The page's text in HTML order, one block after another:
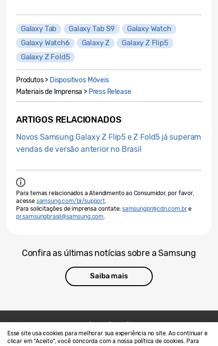
Esse site usa cookies para melhorar sua experiência no site. Ao continuar e
clicar em “Aceito”, você concorda com a nossa política de cookies. Para
Galaxy Tab Galaxy Tab S9
Galaxy Watch
Galaxy Watch6
Galaxy Z
Galaxy Z Flip5
Galaxy Z Fold5
Produtos > Dispositivos Móveis
Materiais de Imprensa > Press Release
ARTIGOS RELACIONADOS
Novos Samsung Galaxy Z Flip5 e Z Fold5 já superam
vendas de versão anterior no Brasil
Para temas relacionados a Atendimento ao Consumidor, por favor,
acesse samsung.com/br/support.
Para solicitações de imprensa contate: samsungpr@cdn.com.bre
pr.samsungbrasil@samsung.com
Confira as últimas notícias sobre a Samsung
Saiba mais
Contato SAMSUNG.COM